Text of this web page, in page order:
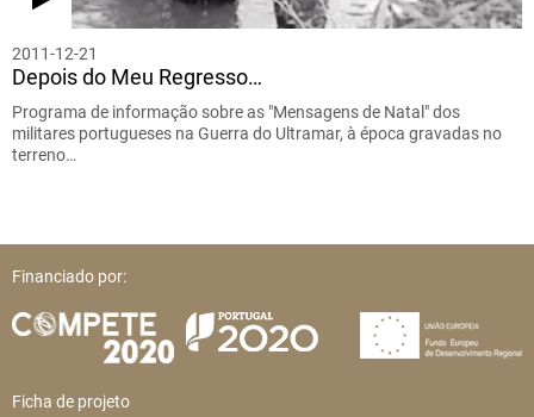
2011-12-21
Depois do Meu Regresso…
Programa de informação sobre as "Mensagens de Natal" dos
militares portugueses na Guerra do Ultramar, à época gravadas no
terreno…
Financiado por:
Ficha de projeto